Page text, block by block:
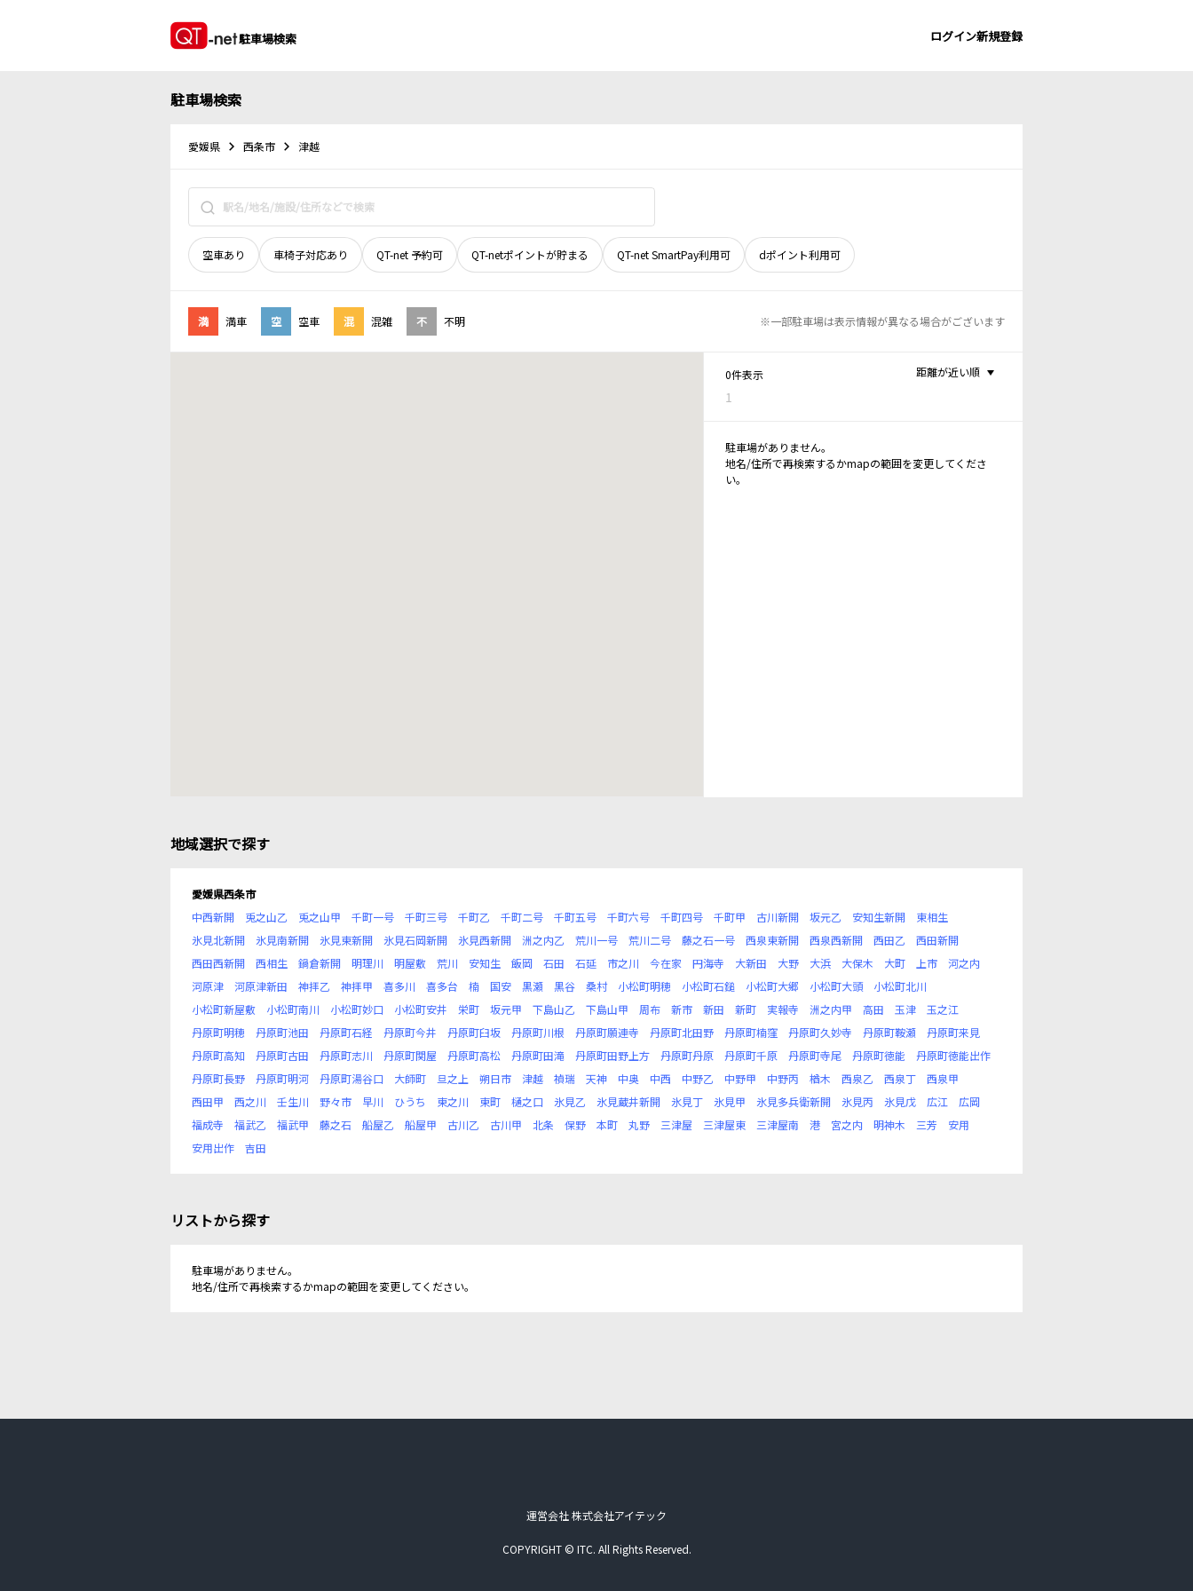
駐車場検索 ログイン新規登録
駐車場検索
愛媛県 西条市 津越
空車あり 車椅子対応あり QT-net 予約可 QT-netポイントが貯まる QT-net SmartPay利用可 dポイント利用可
満 満車 空 空車 混 混雑 不 不明 ※一部駐車場は表示情報が異なる場合がございます
0件表示
1
距離が近い順
駐車場がありません。
地名/住所で再検索するかmapの範囲を変更してくださ
い。
地域選択で探す
愛媛県西条市
中西新開
兎之山乙 兎之山甲 千町一号 千町三号 千町乙 千町二号 千町五号 千町六号 千町四号 千町甲 古川新開 坂元乙 安知生新開
東相生
氷見北新開
氷見南新開 氷見東新開 氷見石岡新開 氷見西新開 洲之内乙 荒川一号 荒川二号 藤之石一号 西泉東新開 西泉西新開 西田乙
西田新開
西田西新開
西相生 鍋倉新開 明理川 明屋敷 荒川 安知生 飯岡 石田 石延 市之川 今在家 円海寺 大新田 大野 大浜 大保木 大町 上市
河之内
河原津
河原津新田 神拝乙 神拝甲 喜多川 喜多台 楠 国安 黒瀬 黒谷 桑村 小松町明穂 小松町石鎚 小松町大郷 小松町大頭
小松町北川
小松町新屋敷
小松町南川 小松町妙口 小松町安井 栄町 坂元甲 下島山乙 下島山甲 周布 新市 新田 新町 実報寺 洲之内甲 高田 玉津
玉之江
丹原町明穂
丹原町池田 丹原町石経 丹原町今井 丹原町臼坂 丹原町川根 丹原町願連寺 丹原町北田野 丹原町楠窪 丹原町久妙寺 丹原町鞍瀬
丹原町来見
丹原町高知
丹原町古田 丹原町志川 丹原町関屋 丹原町高松 丹原町田滝 丹原町田野上方 丹原町丹原 丹原町千原 丹原町寺尾 丹原町徳能
丹原町徳能出作
丹原町長野
丹原町明河 丹原町湯谷口 大師町 旦之上 朔日市 津越 禎瑞 天神 中奥 中西 中野乙 中野甲 中野丙 楢木 西泉乙 西泉丁
西泉甲
西田甲
西之川 壬生川 野々市 早川 ひうち 東之川 東町 樋之口 氷見乙 氷見蔵井新開 氷見丁 氷見甲 氷見多兵衛新開 氷見丙 氷見戊 広江
広岡
福成寺
福武乙 福武甲 藤之石 船屋乙 船屋甲 古川乙 古川甲 北条 保野 本町 丸野 三津屋 三津屋東 三津屋南 港 宮之内 明神木 三芳
安用
安用出作
吉田
リストから探す
駐車場がありません。
地名/住所で再検索するかmapの範囲を変更してください。
運営会社 株式会社アイテック
COPYRIGHT © ITC. All Rights Reserved.